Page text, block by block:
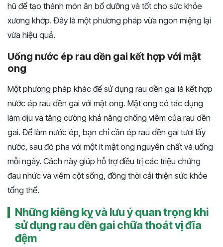
hũ để tạo thành món ăn bổ dưỡng và tốt cho sức khỏe
xương khớp. Đây là một phương pháp vừa ngon miệng lại
vừa hiệu quả.
Uống nước ép rau dền gai kết hợp với mật
ong
Một phương pháp khác để sử dụng rau dền gai là kết hợp
nước ép rau dền gai với mật ong. Mật ong có tác dụng
làm dịu và tăng cường khả năng chống viêm của rau dền
gai. Để làm nước ép, bạn chỉ cần ép rau dền gai tươi lấy
nước, sau đó pha với một ít mật ong nguyên chất và uống
mỗi ngày. Cách này giúp hỗ trợ điều trị các triệu chứng
đau nhức và viêm cột sống, đồng thời cải thiện sức khỏe
tổng thể.
Những kiêng kỵ và lưu ý quan trọng khi
sử dụng rau dền gai chữa thoát vị đĩa
đệm